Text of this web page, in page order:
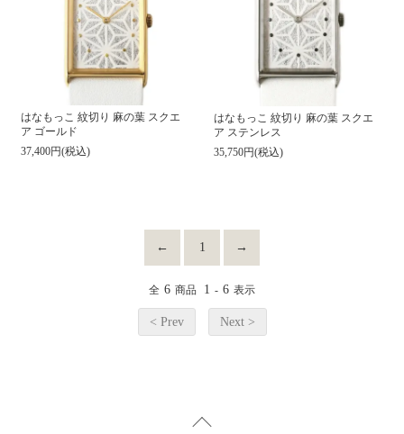
はなもっこ 紋切り 麻の葉 スクエ
ア ゴールド
37,400円(税込)
はなもっこ 紋切り 麻の葉 スクエ
ア ステンレス
35,750円(税込)
← 1 →
全 6 商品 1 - 6 表示
< Prev Next >